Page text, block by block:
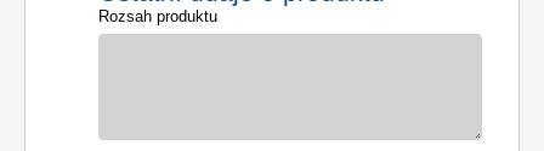
Rozsah produktu